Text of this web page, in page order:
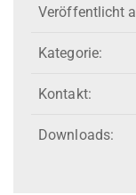
Veröffentlicht
Kategorie:
Kontakt:
Downloads: